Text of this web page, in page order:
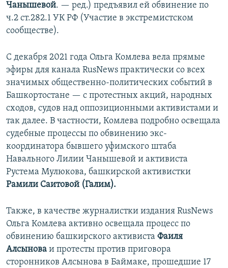
Чанышевой. — ред.) предъявил ей обвинение по
ч.2 ст.282.1 УК РФ (Участие в экстремистском
сообществе).
С декабря 2021 года Ольга Комлева вела прямые
эфиры для канала RusNews практически со всех
значимых общественно-политических событий в
Башкортостане — с протестных акций, народных
сходов, судов над оппозиционными активистами и
так далее. В частности, Комлева подробно освещала
судебные процессы по обвинению экс-
координатора бывшего уфимского штаба
Навального Лилии Чанышевой и активиста
Рустема Мулюкова, башкирской активистки
Рамили Саитовой (Галим).
Также, в качестве журналистки издания RusNews
Ольга Комлева активно освещала процесс по
обвинению башкирского активиста Фаиля
Алсынова и протесты против приговора
сторонников Алсынова в Баймаке, прошедшие 17